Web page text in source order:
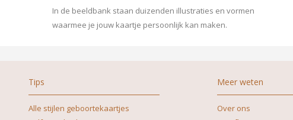
In de beeldbank staan duizenden illustraties en vormen
waarmee je jouw kaartje persoonlijk kan maken.
Tips
Alle stijlen geboortekaartjes
Meer weten
Over ons